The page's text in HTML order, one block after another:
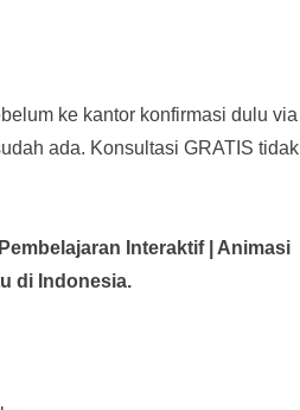
ke kantor konfirmasi dulu via
ada. Konsultasi GRATIS tidak
Interaktif| Animasi
di Indonesia.